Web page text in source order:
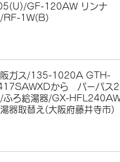
GF-120AW リンナ
/RF-1W(B)
阪ガス/135-1020A GTH-
から パーパス
ふろ給湯器/GX-HFL240AW
器取替え(大阪府藤井寺市)